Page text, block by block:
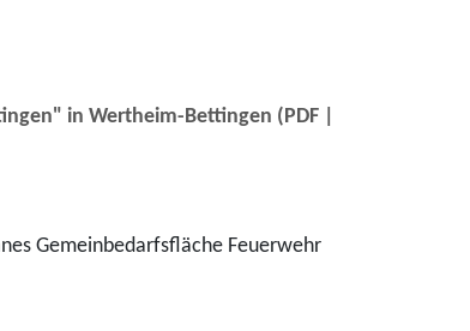
in Wertheim-Bettingen (PDF |
Gemeinbedarfsfläche Feuerwehr